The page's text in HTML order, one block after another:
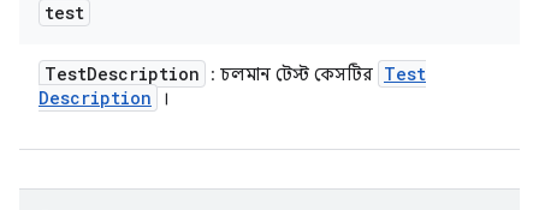
test
TestDescription : চলমান টেস্ট কেসটির Test
Description
।